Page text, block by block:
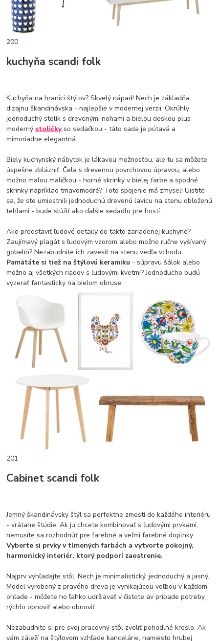
200
kuchyňa scandi folk
Kuchyňa na hranici štýlov? Skvelý nápad! Nech je základňa
dizajnu škandinávska - najlepšie v modernej verzii. Okrúhly
jednoduchý stolík s drevenými nohami a bielou doskou plus
moderný stoličkyso sedačkou - táto sada je pútavá a
mimoriadne elegantná.
Biely kuchynský nábytok je lákavou možnosťou, ale tu sa môžete
úspešne zblázniť. Čela s drevenou povrchovou úpravou, alebo
možno malou maličkou - horné skrinky v bielej farbe a spodné
skrinky napríklad tmavomodré? Toto spojenie má zmysel! Uistite
sa, že ste umiestnili jednoduchú drevenú lavicu na stenu obloženú
tehlami - bude slúžiť ako ďalšie sedadlo pre hostí.
Ako predstaviť ľudové detaily do takto zariadenej kuchyne?
Zaujímavý plagát s ľudovým vzorom alebo možno ručne vyšívaný
gobelín? Nezabudnite ich zavesiť na stenu vedľa vchodu.
Pamätáte si tiež na štýlovú keramiku - súpravu šálok alebo
možno aj všetkých riadov s ľudovými kvetmi? Jednoducho budú
vyzerať fantasticky na bielom obruse.
201
Cabinet scandi folk
Jemný škandinávsky štýl sa perfektne zmestí do každého interiéru
- vrátane štúdie. Ak ju chcete kombinovať s ľudovými prvkami,
nemusíte sa rozhodnúť pre farebné a veľmi farebné doplnky.
Vyberte si prvky v tlmených farbách a vytvorte pokojný,
harmonický interiér, ktorý podporí zaostrenie.
Najprv vyhľadajte stôl. Nech je minimalistický, jednoduchý a jasný.
Model vyrobený z pravého dreva je vynikajúcou voľbou v každom
ohľade - môžete ho ľahko udržiavať v čistote av prípade potreby
rýchlo obnoviť alebo obnoviť.
Nezabudnite si pre svoj pracovný stôl zvoliť pohodlné kreslo. Ak
vám záleží na štýlovom vzhľade kancelárie, namiesto hrubej